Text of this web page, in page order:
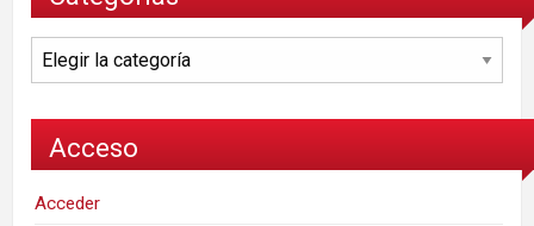
Categorías
Acceso
Acceder